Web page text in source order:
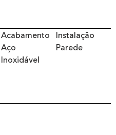
Acabamento
Aço
Inoxidável
Instalação
Parede